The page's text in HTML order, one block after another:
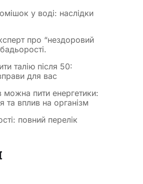
у воді: наслідки
про “нездоровий
талію після 50:
для вас
можна пити енергетики:
та вплив на організм
повний перелік